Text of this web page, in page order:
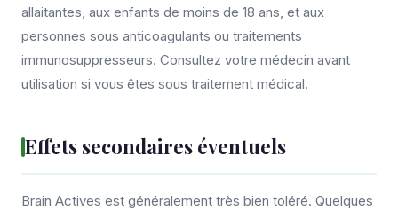
allaitantes, aux enfants de moins de 18 ans, et aux
personnes sous anticoagulants ou traitements
immunosuppresseurs. Consultez votre médecin avant
utilisation si vous êtes sous traitement médical.
Effets secondaires éventuels
Brain Actives est généralement très bien toléré. Quelques